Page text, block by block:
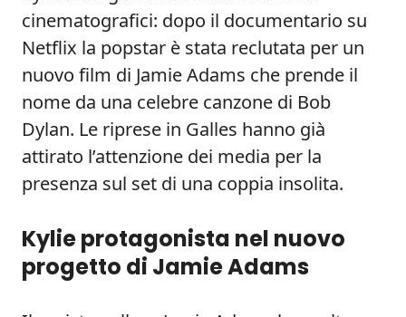
cinematografici: dopo il documentario su
Netflix la popstar è stata reclutata per un
nuovo film di Jamie Adams che prende il
nome da una celebre canzone di Bob
Dylan. Le riprese in Galles hanno già
attirato l’attenzione dei media per la
presenza sul set di una coppia insolita.
Kylie protagonista nel nuovo
progetto di Jamie Adams